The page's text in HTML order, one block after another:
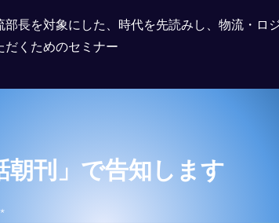
長を対象にした、時代を先読みし、物流・ロ
だくためのセミナー
朝刊」で告知します